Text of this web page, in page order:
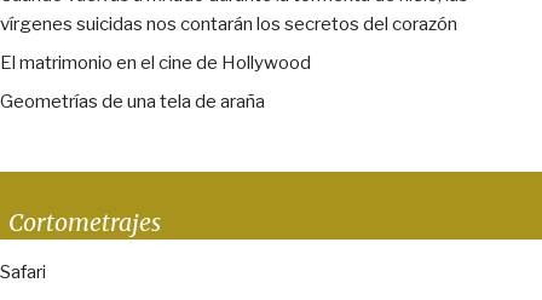
vírgenes suicidas nos contarán los secretos del corazón
El matrimonio en el cine de Hollywood
Geometrías de una tela de araña
Cortometrajes
Safari